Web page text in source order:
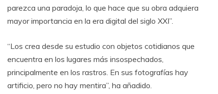
parezca una paradoja, lo que hace que su obra adquiera
mayor importancia en la era digital del siglo XXI”.
“Los crea desde su estudio con objetos cotidianos que
encuentra en los lugares más insospechados,
principalmente en los rastros. En sus fotografías hay
artificio, pero no hay mentira”, ha añadido.